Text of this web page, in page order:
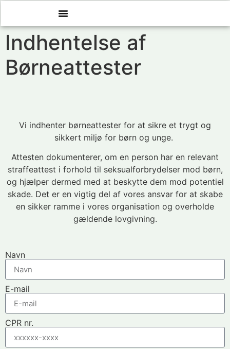
Indhentelse af
Børneattester
Vi indhenter børneattester for at sikre et trygt og
sikkert miljø for børn og unge.
Attesten dokumenterer, om en person har en relevant
straffeattest i forhold til seksualforbrydelser mod børn,
og hjælper dermed med at beskytte dem mod potentiel
skade. Det er en vigtig del af vores ansvar for at skabe
en sikker ramme i vores organisation og overholde
gældende lovgivning.
Navn
E-mail
CPR nr.